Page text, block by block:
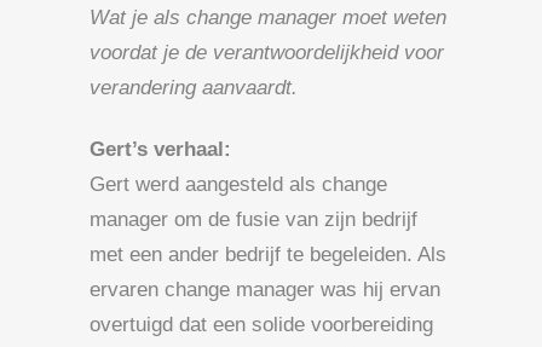
Wat je als change manager moet weten
voordat je de verantwoordelijkheid voor
verandering aanvaardt.
Gert’s verhaal:
Gert werd aangesteld als change
manager om de fusie van zijn bedrijf
met een ander bedrijf te begeleiden. Als
ervaren change manager was hij ervan
overtuigd dat een solide voorbereiding